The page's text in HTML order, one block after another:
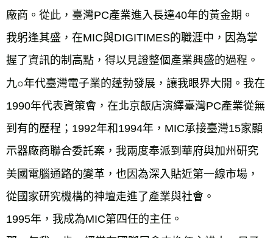
廠商。從此，臺灣PC產業進入長達40年的黃金期。
我躬逢其盛，在MIC與DIGITIMES的職涯中，因為掌
握了資訊的制高點，得以見證整個產業興盛的過程。
九○年代臺灣電子業的蓬勃發展，讓我眼界大開。我在
1990年代表資策會，在北京飯店演繹臺灣PC產業從無
到有的歷程；1992年和1994年，MIC承接臺灣15家顯
示器廠商聯合委託案，我兩度奉派到華府與加州研究
美國電腦通路的變革，也因為深入貼近第一線市場，
從國家研究機構的神壇走進了產業與社會。
1995年，我成為MIC第四任的主任。